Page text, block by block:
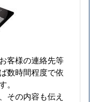
客様の連絡先等
数時間程度で依
。
その内容も伝え